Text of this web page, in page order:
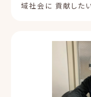
域社会に 貢献した